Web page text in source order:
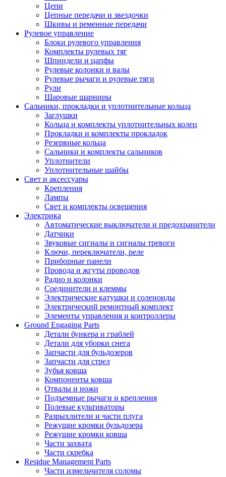
Цепи
Цепные передачи и звездочки
Шкивы и ременные передачи
Рулевое управление
Блоки рулевого управления
Комплекты рулевых тяг
Шпиндели и цапфы
Рулевые колонки и валы
Рулевые рычаги и рулевые тяги
Рули
Шаровые шарниры
Сальники, прокладки и уплотнительные кольца
Заглушки
Кольца и комплекты уплотнительных колец
Прокладки и комплекты прокладок
Резервные кольца
Сальники и комплекты сальников
Уплотнители
Уплотнительные шайбы
Свет и аксессуары
Крепления
Лампы
Свет и комплекты освещения
Электрика
Автоматические выключатели и предохранители
Датчики
Звуковые сигналы и сигналы тревоги
Ключи, переключатели, реле
Приборные панели
Провода и жгуты проводов
Радио и колонки
Соединители и клеммы
Электрические катушки и соленоиды
Электрический ремонтный комплект
Элементы управления и контроллеры
Ground Engaging Parts
Детали бункера и граблей
Детали для уборки снега
Запчасти для бульдозеров
Запчасти для стрел
Зубья ковша
Компоненты ковша
Отвалы и ножи
Подъемные рычаги и крепления
Полевые культиваторы
Разрыхлители и части плуга
Режущие кромки бульдозера
Режущие кромки ковша
Части захвата
Части скребка
Residue Management Parts
Части измельчителя соломы